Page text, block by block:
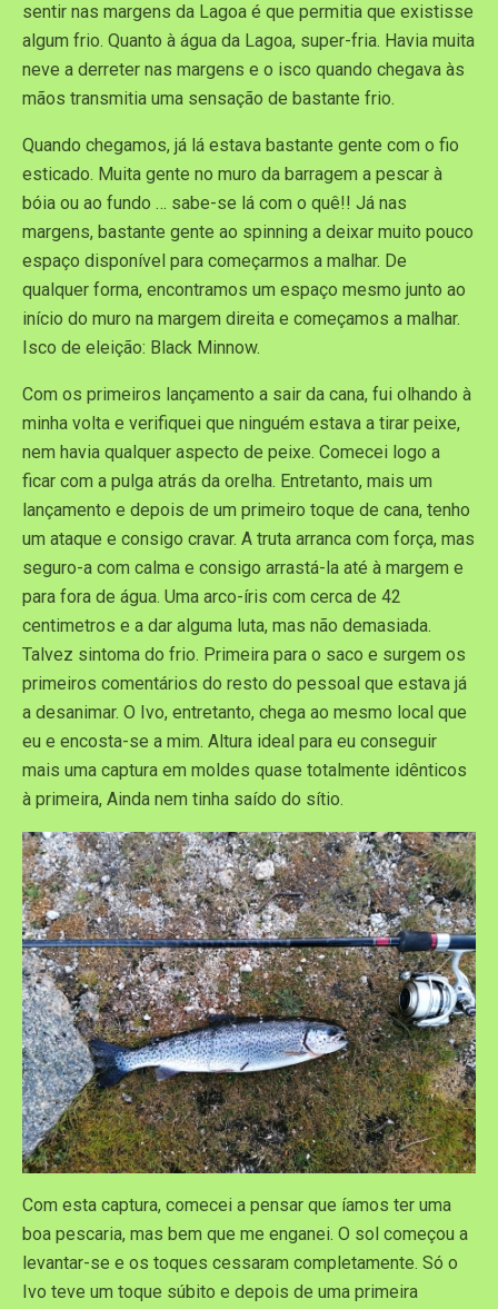
sentir nas margens da Lagoa é que permitia que existisse
algum frio. Quanto à água da Lagoa, super-fria. Havia muita
neve a derreter nas margens e o isco quando chegava às
mãos transmitia uma sensação de bastante frio.
Quando chegamos, já lá estava bastante gente com o fio
esticado. Muita gente no muro da barragem a pescar à
bóia ou ao fundo … sabe-se lá com o quê!! Já nas
margens, bastante gente ao spinning a deixar muito pouco
espaço disponível para começarmos a malhar. De
qualquer forma, encontramos um espaço mesmo junto ao
início do muro na margem direita e começamos a malhar.
Isco de eleição: Black Minnow.
Com os primeiros lançamento a sair da cana, fui olhando à
minha volta e verifiquei que ninguém estava a tirar peixe,
nem havia qualquer aspecto de peixe. Comecei logo a
ficar com a pulga atrás da orelha. Entretanto, mais um
lançamento e depois de um primeiro toque de cana, tenho
um ataque e consigo cravar. A truta arranca com força, mas
seguro-a com calma e consigo arrastá-la até à margem e
para fora de água. Uma arco-íris com cerca de 42
centimetros e a dar alguma luta, mas não demasiada.
Talvez sintoma do frio. Primeira para o saco e surgem os
primeiros comentários do resto do pessoal que estava já
a desanimar. O Ivo, entretanto, chega ao mesmo local que
eu e encosta-se a mim. Altura ideal para eu conseguir
mais uma captura em moldes quase totalmente idênticos
à primeira, Ainda nem tinha saído do sítio.
Com esta captura, comecei a pensar que íamos ter uma
boa pescaria, mas bem que me enganei. O sol começou a
levantar-se e os toques cessaram completamente. Só o
Ivo teve um toque súbito e depois de uma primeira